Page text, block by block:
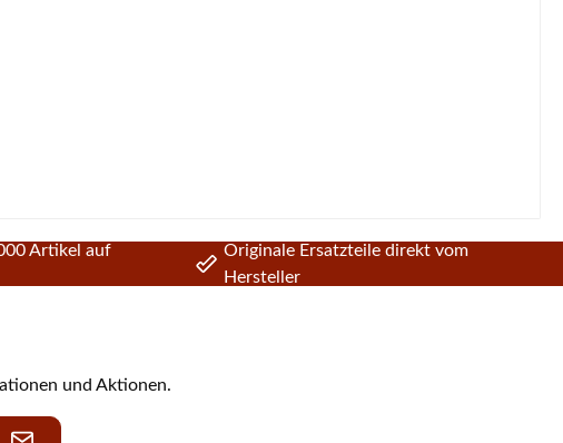
Artikel auf
Originale Ersatzteile direkt vom
Hersteller
und Aktionen.